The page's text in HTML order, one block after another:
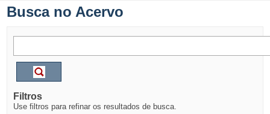
Busca no Acervo
Filtros
Use filtros para refinar os resultados de busca.